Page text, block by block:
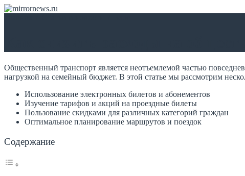
Общественный транспорт является неотъемлемой частью
нагрузкой на семейный бюджет. В этой статье мы рассмотрим
Использование электронных билетов и абонементов
Изучение тарифов и акций на проездные билеты
Пользование скидками для различных категорий граждан
Оптимальное планирование маршрутов и поездок
Содержание